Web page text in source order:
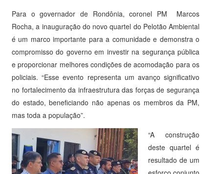
Para o governador de Rondônia, coronel PM Marcos
Rocha, a inauguração do novo quartel do Pelotão Ambiental
é um marco importante para a comunidade e demonstra o
compromisso do governo em investir na segurança pública
e proporcionar melhores condições de acomodação para os
policiais. “Esse evento representa um avanço significativo
no fortalecimento da infraestrutura das forças de segurança
do estado, beneficiando não apenas os membros da PM,
mas toda a população”.
“A construção
deste quartel é
resultado de um